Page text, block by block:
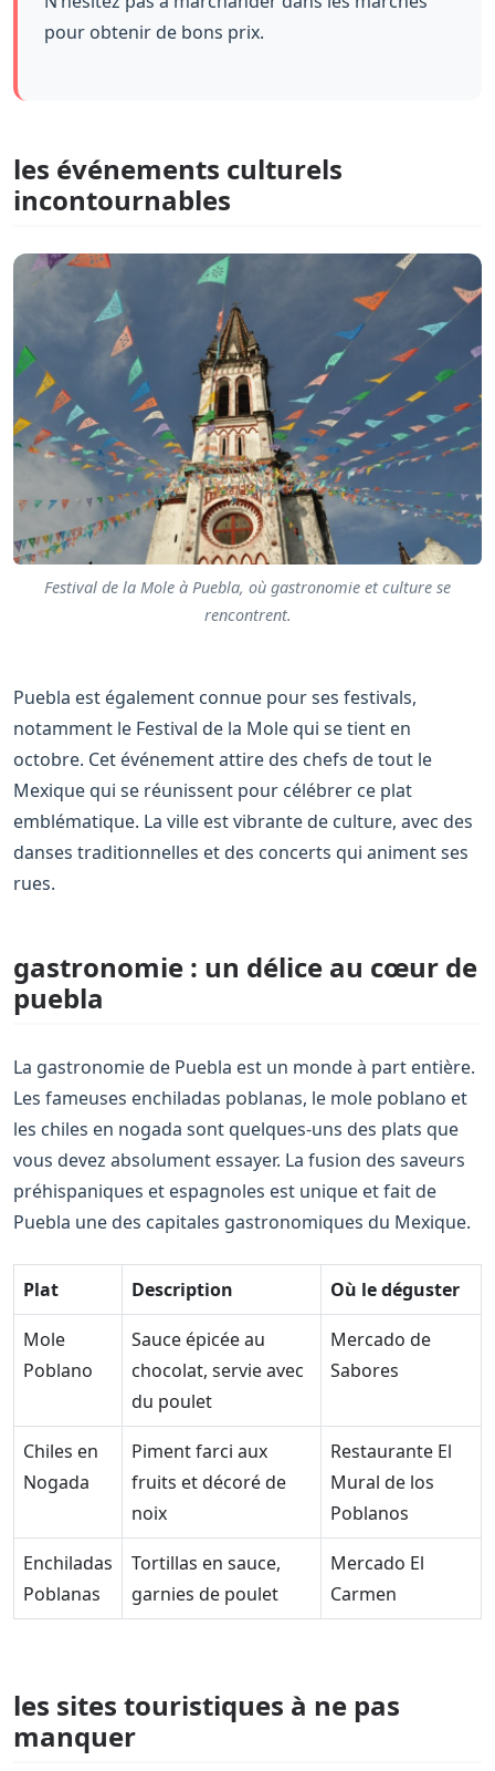
pour obtenir de bons prix.
les événements culturels
incontournables
Festival de la Mole à Puebla, où gastronomie et culture se
rencontrent.
Puebla est également connue pour ses festivals,
notamment le Festival de la Mole qui se tient en
octobre. Cet événement attire des chefs de tout le
Mexique qui se réunissent pour célébrer ce plat
emblématique. La ville est vibrante de culture, avec des
danses traditionnelles et des concerts qui animent ses
rues.
gastronomie : un délice au cœur de
puebla
La gastronomie de Puebla est un monde à part entière.
Les fameuses enchiladas poblanas, le mole poblano et
les chiles en nogada sont quelques-uns des plats que
vous devez absolument essayer. La fusion des saveurs
préhispaniques et espagnoles est unique et fait de
Puebla une des capitales gastronomiques du Mexique.
Plat Description Où le déguster
Mole
Poblano
Sauce épicée au
chocolat, servie avec
du poulet
Mercado de
Sabores
Chiles en
Nogada
Piment farci aux
fruits et décoré de
noix
Restaurante El
Mural de los
Poblanos
Enchiladas
Poblanas
Tortillas en sauce,
garnies de poulet
Mercado El
Carmen
les sites touristiques à ne pas
manquer